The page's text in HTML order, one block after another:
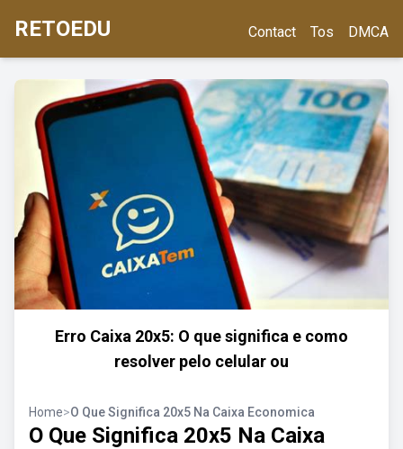
RETOEDU Contact Tos DMCA
Erro Caixa 20x5: O que significa e como
resolver pelo celular ou
Home>O Que Significa 20x5 Na Caixa Economica
O Que Significa 20x5 Na Caixa